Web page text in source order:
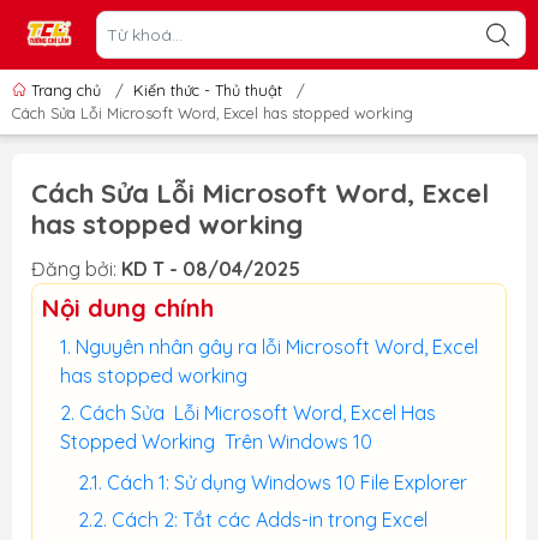
Trang chủ / Kiến thức - Thủ thuật
/
Cách Sửa Lỗi Microsoft Word, Excel has stopped working
Cách Sửa Lỗi Microsoft Word, Excel
has stopped working
Đăng bởi: KD T - 08/04/2025
Nội dung chính
Nguyên nhân gây ra lỗi Microsoft Word, Excel
has stopped working
Cách Sửa Lỗi Microsoft Word, Excel Has
Stopped Working Trên Windows 10
Cách 1: Sử dụng Windows 10 File Explorer
Cách 2: Tắt các Adds-in trong Excel